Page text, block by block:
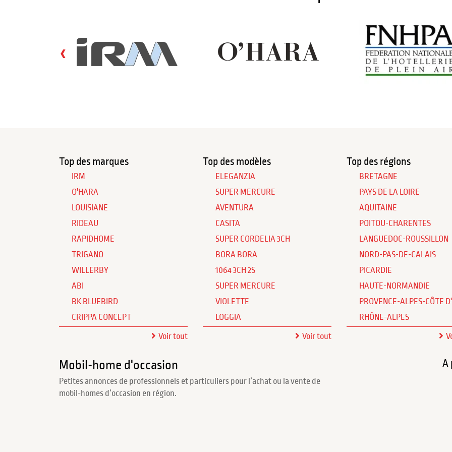
‹
Top des marques
IRM
O'HARA
LOUISIANE
RIDEAU
RAPIDHOME
TRIGANO
WILLERBY
ABI
BK BLUEBIRD
CRIPPA CONCEPT
Voir tout
Top des modèles
ELEGANZIA
SUPER MERCURE
AVENTURA
CASITA
SUPER CORDELIA 3CH
BORA BORA
1064 3CH 2S
SUPER MERCURE
VIOLETTE
LOGGIA
Voir tout
Top des régions
BRETAGNE
PAYS DE LA LOIRE
AQUITAINE
POITOU-CHARENTES
LANGUEDOC-ROUSSILLON
NORD-PAS-DE-CALAIS
PICARDIE
HAUTE-NORMANDIE
PROVENCE-ALPES-CÔTE
RHÔNE-ALPES
Mobil-home d'occasion
Petites annonces de professionnels et particuliers pour l’achat ou la vente de
mobil-homes d’occasion en région.
A